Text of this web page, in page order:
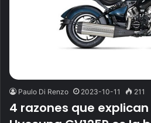
Paulo Di Renzo 2023-10-11 211
4 razones que